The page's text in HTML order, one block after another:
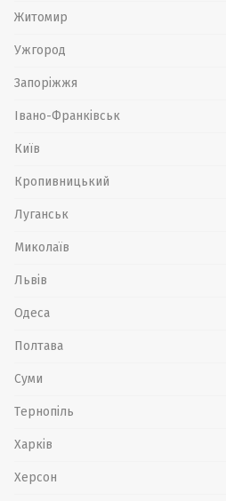
Житомир
Ужгород
Запоріжжя
Івано-Франківськ
Київ
Кропивницький
Луганськ
Миколаїв
Львів
Одеса
Полтава
Суми
Тернопіль
Харків
Херсон